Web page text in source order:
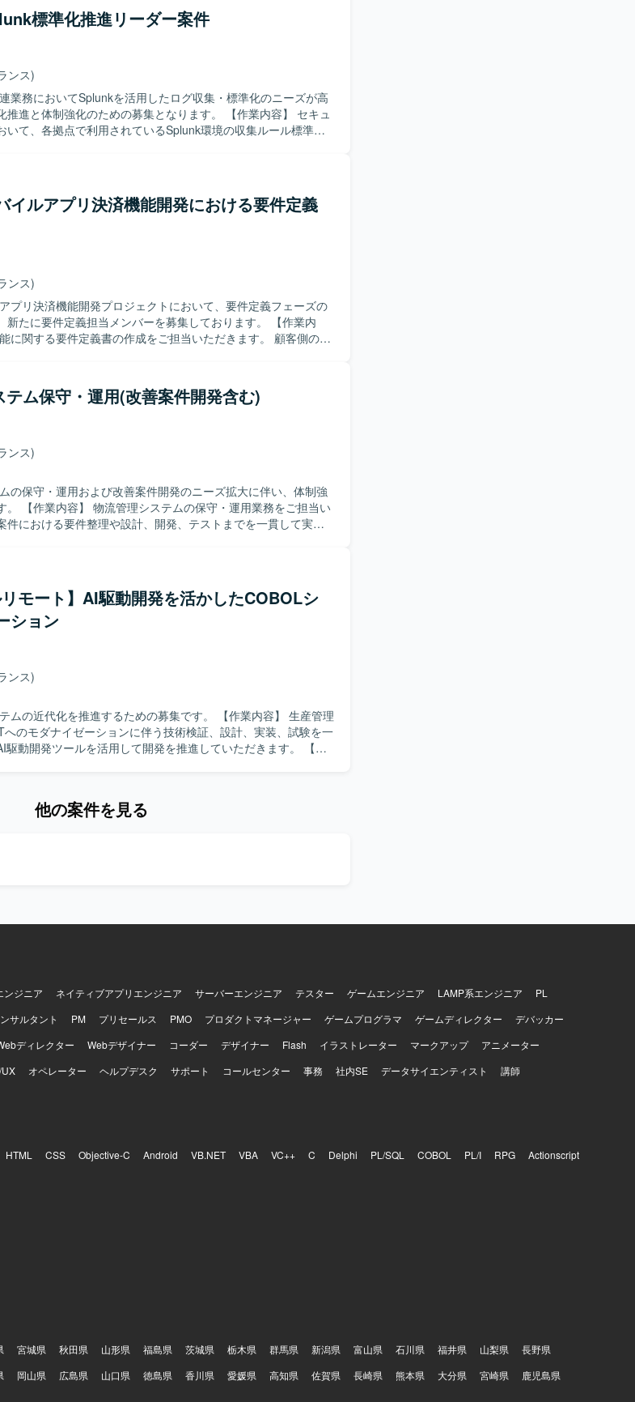
いただきます。 また、会議のファシリテーションや論点整理、
【求める人物像】 システム開発の上流工
に要件定義・設計・開発寄りの実務に継続して関わってこら
的思考力をもとに課題や論点を構造化し、関係者へ分かりやす
。 ビジネス部門やベンダー、社内外のシステム担当者など多
コミュニケーションを取りながら、要望を整理し開発側へ適切
幹システムにおける
工程から関わることができ、ビジネス部門と開発側の双方に近
ョンです。 要件定義や設計、各種レビューを通じて、システム
がら、開発メンバーとの技術的な対話を通じてプロジェクト
能開発プロジェクト
程を中心とした環境での業務となります。具体的な技術スタッ
幹システムと連携した形での検討・レビューを行っていただ
標準化推進リーダー案件
ンス)
業務においてSplunkを活用したログ収集・標準化のニーズが高
強化のための募集となります。 【作業内容】 セキュ
いて、各拠点で利用されているSplunk環境の収集ルール標準化
タスクの整理や進め方の検討、成果物レビューなども担ってい
方針を提案しながら進めていただける方を想定しています。チ
ニケーションを取りながら調整・推進していくことが得意な
ハウを蓄積していただけます。現場リーダーとして標準化方
経験できるため、技術面とマネジメント面の両方のスキル向上
イルアプリ決済機能開発における要件定義
ンス)
プリ決済機能開発プロジェクトにおいて、要件定義フェーズの
に要件定義担当メンバーを募集しております。 【作業内
に関する要件定義書の作成をご担当いただきます。 顧客側の業
トへ落とし込んでいただきます。 【求める人物像】 モ
関する知見を持ち、自ら主体的に情報を収集しながら要件を整
顧客とのコミュニケーションを通じて課題やニーズを的確に把
としてまとめられる方が望ましいです。 チームメンバーと協
します。 【ポジションの魅力】 モバイルア
を中心的に担当できるため、上流工程の経験を深めることが
参画しているリーダーからのフォローを受けながら、顧客との
境】 モバイルアプリを対象とした決
て、要件定義書などのドキュメントベースで要件を整理する環
テム保守・運用(改善案件開発含む)
ンス)
の保守・運用および改善案件開発のニーズ拡大に伴い、体制強
当い
件における要件整理や設計、開発、テストまでを一貫して実施
方を求めています。関係者とのコミュニケーションを円滑に行
を歓迎します。 【ポジションの魅力】 物流管理
開発まで幅広く携わることで、業務理解とシステム開発スキル
ユーザーとの距離が近く、改善の効果を実感しながら継続的
を用いたシ
す。ジョブ管理ツールとしてJP1を利用するケースがありま
リモート】AI駆動開発を活かしたCOBOLシ
ション
ンス)
化を推進するための募集です。 【作業内容】 生産管理
のモダナイゼーションに伴う技術検証、設計、実装、試験を一
動開発ツールを活用して開発を推進していただきます。 【求
他の案件を見る
ンジニア ネイティブアプリエンジニア サーバーエンジニア テスター ゲームエンジニア LAMP系エンジニア
PL
サルタント PM プリセールス PMO プロダクトマネージャー ゲームプログラマ ゲームディレクター
デバッカー
ディレクター Webデザイナー コーダー デザイナー Flash イラストレーター マークアップ
アニメーター
UX オペレーター ヘルプデスク サポート コールセンター 事務 社内SE データサイエンティスト 講師
HTML CSS Objective-C Android VB.NET VBA VC++ C Delphi PL/SQL COBOL PL/I RPG
Actionscript
宮城県 秋田県 山形県 福島県 茨城県 栃木県 群馬県 新潟県 富山県 石川県 福井県 山梨県
長野県
岡山県 広島県 山口県 徳島県 香川県 愛媛県 高知県 佐賀県 長崎県 熊本県 大分県 宮崎県
鹿児島県